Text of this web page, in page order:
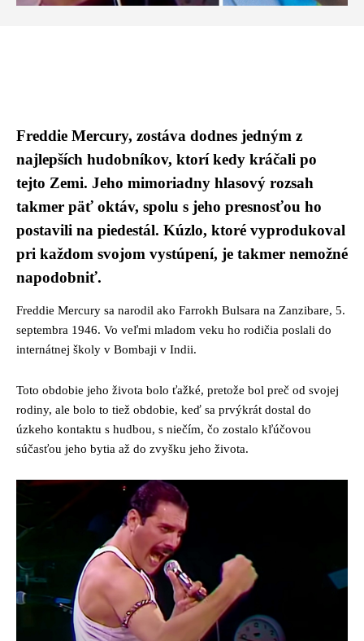
Freddie Mercury, zostáva dodnes jedným z
najlepších hudobníkov, ktorí kedy kráčali po
tejto Zemi. Jeho mimoriadny hlasový rozsah
takmer päť oktáv, spolu s jeho presnosťou ho
postavili na piedestál. Kúzlo, ktoré vyprodukoval
pri každom svojom vystúpení, je takmer nemožné
napodobniť.
Freddie Mercury sa narodil ako Farrokh Bulsara na Zanzibare, 5.
septembra 1946. Vo veľmi mladom veku ho rodičia poslali do
internátnej školy v Bombaji v Indii.
Toto obdobie jeho života bolo ťažké, pretože bol preč od svojej
rodiny, ale bolo to tiež obdobie, keď sa prvýkrát dostal do
úzkeho kontaktu s hudbou, s niečím, čo zostalo kľúčovou
súčasťou jeho bytia až do zvyšku jeho života.